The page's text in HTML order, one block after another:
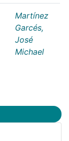
Martínez
Garcés,
José
Michael